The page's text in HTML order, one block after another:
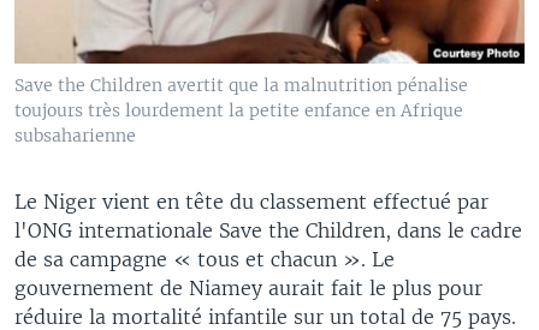
Save the Children avertit que la malnutrition pénalise
toujours très lourdement la petite enfance en Afrique
subsaharienne
Le Niger vient en tête du classement effectué par
l'ONG internationale Save the Children, dans le cadre
de sa campagne « tous et chacun ». Le
gouvernement de Niamey aurait fait le plus pour
réduire la mortalité infantile sur un total de 75 pays.